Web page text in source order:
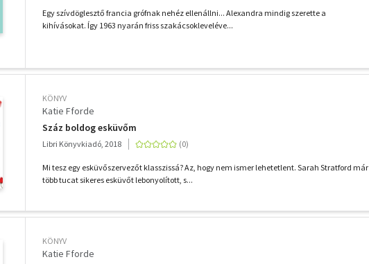
Egy szívdöglesztő francia grófnak nehéz ellenállni... Alexandra mindig szerette a
kihívásokat. Így 1963 nyarán friss szakácsokleveléve...
KÖNYV
Katie Fforde
Száz boldog esküvőm
Libri Könyvkiadó, 2018
Mi tesz egy esküvőszervezőt klasszissá? Az, hogy nem ismer lehetetlent. Sarah Stratford már
több tucat sikeres esküvőt lebonyolított, s...
KÖNYV
Katie Fforde